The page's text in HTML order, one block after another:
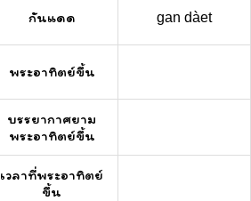
กันแดด gan dàet
พระอาทิตย์ขึ้น
บรรยากาศยาม
พระอาทิตย์ขึ้น
เวลาที่พระอาทิตย์
ขึ้น